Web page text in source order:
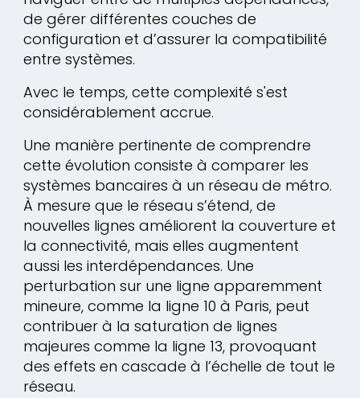
de gérer différentes couches de
configuration et d’assurer la compatibilité
entre systèmes.
Avec le temps, cette complexité s'est
considérablement accrue.
Une manière pertinente de comprendre
cette évolution consiste à comparer les
systèmes bancaires à un réseau de métro.
À mesure que le réseau s’étend, de
nouvelles lignes améliorent la couverture et
la connectivité, mais elles augmentent
aussi les interdépendances. Une
perturbation sur une ligne apparemment
mineure, comme la ligne 10 à Paris, peut
contribuer à la saturation de lignes
majeures comme la ligne 13, provoquant
des effets en cascade à l’échelle de tout le
réseau.